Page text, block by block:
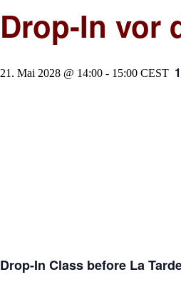
Drop-In vor
21. Mai 2028 @ 14:00 - 15:00 CEST
Drop-In Class before La